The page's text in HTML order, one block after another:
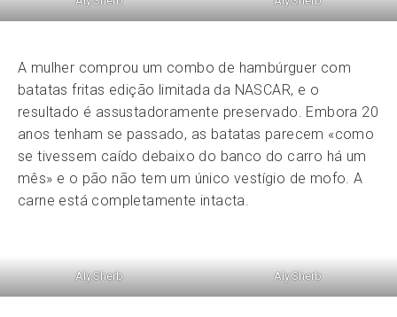
A mulher comprou um combo de hambúrguer com
batatas fritas edição limitada da NASCAR, e o
resultado é assustadoramente preservado. Embora 20
anos tenham se passado, as batatas parecem «como
se tivessem caído debaixo do banco do carro há um
mês» e o pão não tem um único vestígio de mofo. A
carne está completamente intacta.
Aly.Sherb Aly.Sherb